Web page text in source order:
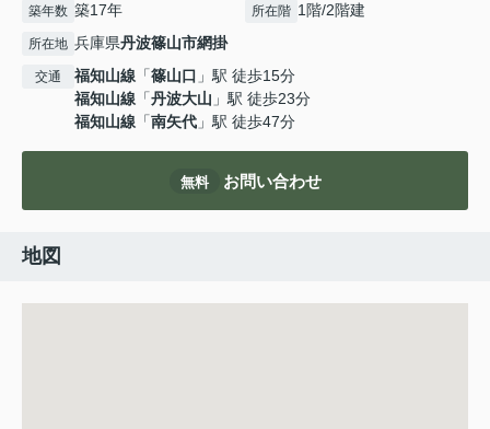
築年数 築17年 所在階 1階/2階建
所在地 兵庫県丹波篠山市網掛
交通 福知山線 「篠山口 」駅 徒歩15分
福知山線 「丹波大山 」駅 徒歩23分
福知山線 「南矢代 」駅 徒歩47分
無料 お問い合わせ
地図